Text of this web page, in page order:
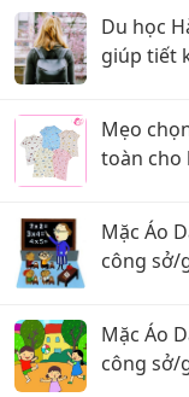
Du học
giúp tiết
Mẹo
toàn cho
Mặc Áo
công sở/
Mặc Áo
công sở/